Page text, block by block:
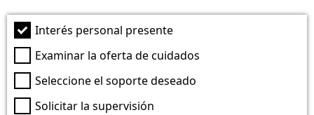
Interés personal presente
Examinar la oferta de cuidados
Seleccione el soporte deseado
Solicitar la supervisión